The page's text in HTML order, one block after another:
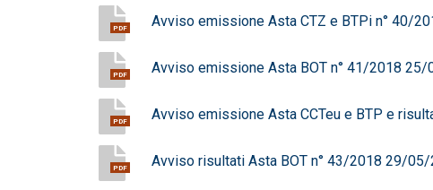
PDF Avviso emissione Asta CTZ e BTPi n° 40/
PDF Avviso emissione Asta BOT n° 41/2018
PDF Avviso emissione Asta CCTeu e BTP e
PDF Avviso risultati Asta BOT n° 43/2018 29/